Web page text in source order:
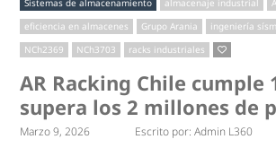
Sistemas de almacenamiento almacenaje industrial
eficiencia en almacenes
Grupo Arania ingeniería
NCh2369
NCh3703 racks industriales
AR Racking Chile cumple
supera los 2 millones de
Marzo 9, 2026 Escrito por: Admin L360